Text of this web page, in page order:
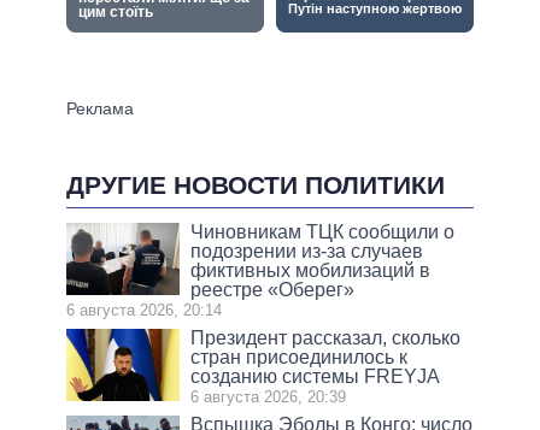
ДРУГИЕ НОВОСТИ ПОЛИТИКИ
Чиновникам ТЦК сообщили о
подозрении из-за случаев
фиктивных мобилизаций в
реестре «Оберег»
6 августа 2026, 20:14
Президент рассказал, сколько
стран присоединилось к
созданию системы FREYJA
6 августа 2026, 20:39
Вспышка Эболы в Конго: число